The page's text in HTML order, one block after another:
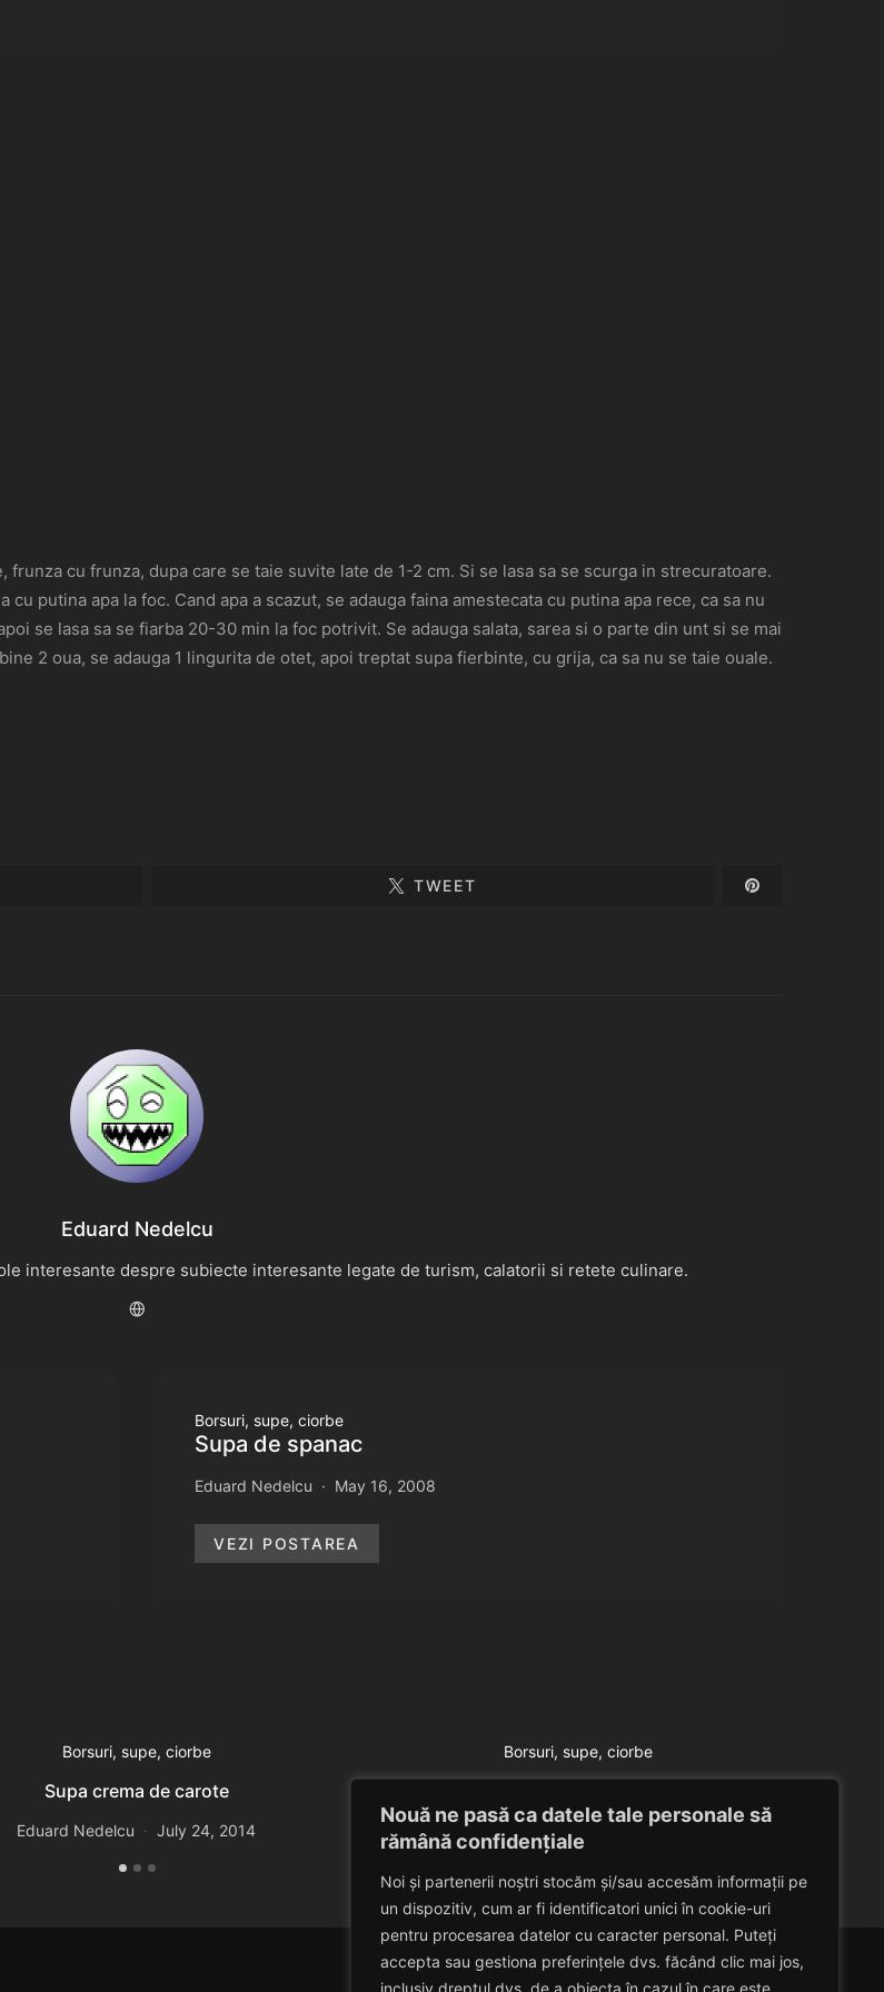
Nouă ne pasă ca datele tale personale să
rămână confidențiale
Noi și partenerii noștri stocăm și/sau accesăm informații pe
un dispozitiv, cum ar fi identificatori unici în cookie-uri
pentru procesarea datelor cu caracter personal. Puteți
accepta sau gestiona preferințele dvs. făcând clic mai jos,
inclusiv dreptul dvs. de a obiecta în cazul în care este
cu frunza, dupa care se taie suvite late de 1-2 cm. Si se lasa sa se scurga in strecuratoare.
putina apa la foc. Cand apa a scazut, se adauga faina amestecata cu putina apa rece, ca sa nu
se lasa sa se fiarba 20-30 min la foc potrivit. Se adauga salata, sarea si o parte din unt si se mai
2 oua, se adauga 1 lingurita de otet, apoi treptat supa fierbinte, cu grija, ca sa nu se taie ouale.
TWEET
Eduard Nedelcu
interesante despre subiecte interesante legate de turism, calatorii si retete culinare.
Borsuri, supe, ciorbe
Supa de spanac
Eduard Nedelcu May 16, 2008
VEZI POSTAREA
Borsuri, supe, ciorbe
Supa crema de carote
Eduard Nedelcu July 24, 2014
Borsuri, supe, ciorbe
Eduard Nedelcu July 23, 2014